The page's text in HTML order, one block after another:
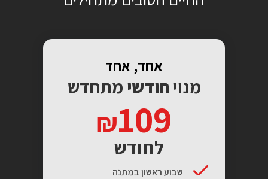
אחד, אחד
מנוי חודשי מתחדש
109
לחודש
שבוע ראשון במתנה